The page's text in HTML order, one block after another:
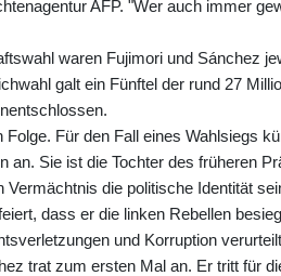
AFP. "Wer auch immer
waren Fujimori und Sánchez
galt ein Fünftel der rund 27
Für den Fall eines Wahlsiegs
an. Sie ist die Tochter des früheren
die politische Identität
dass er die linken Rebellen
und Korruption
trat zum ersten Mal an. Er tritt für